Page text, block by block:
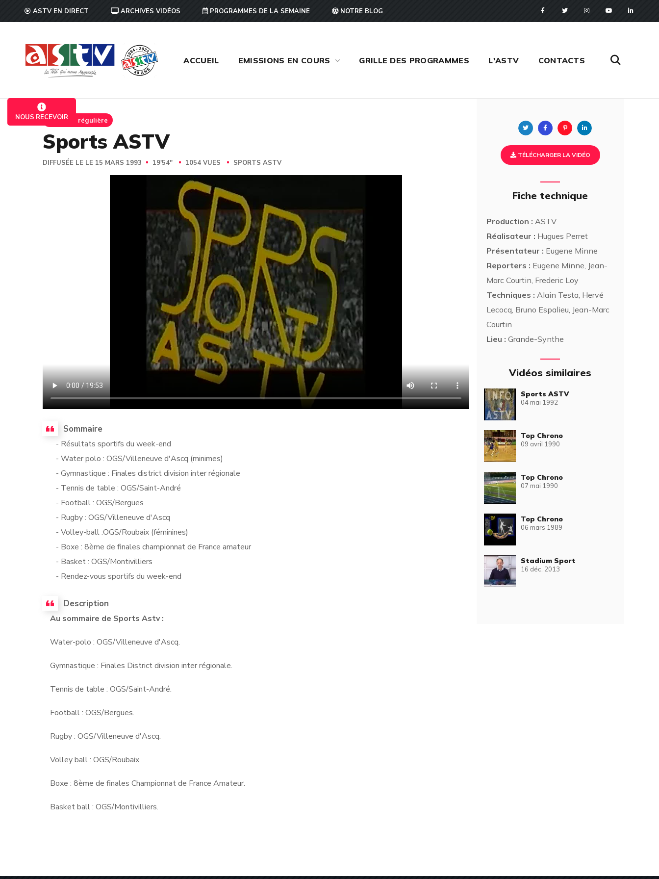
ASTV EN DIRECT ARCHIVES VIDÉOS PROGRAMMES DE LA SEMAINE NOTRE BLOG
ACCUEIL EMISSIONS EN COURS GRILLE DES PROGRAMMES L'ASTV CONTACTS
NOUS RECEVOIREmission régulière
Sports ASTV
DIFFUSÉE LE LE 15 MARS 1993 19'54'' 1054 VUES SPORTS ASTV
Sommaire
- Résultats sportifs du week-end
- Water polo : OGS/Villeneuve d'Ascq (minimes)
- Gymnastique : Finales district division inter régionale
- Tennis de table : OGS/Saint-André
- Football : OGS/Bergues
- Rugby : OGS/Villeneuve d'Ascq
- Volley-ball :OGS/Roubaix (féminines)
- Boxe : 8ème de finales championnat de France amateur
- Basket : OGS/Montivilliers
- Rendez-vous sportifs du week-end
Description
Au sommaire de Sports Astv :
Water-polo : OGS/Villeneuve d'Ascq.
Gymnastique : Finales District division inter régionale.
Tennis de table : OGS/Saint-André.
Football : OGS/Bergues.
Rugby : OGS/Villeneuve d'Ascq.
Volley ball : OGS/Roubaix
Boxe : 8ème de finales Championnat de France Amateur.
Basket ball : OGS/Montivilliers.
Twitter FacebookPinterest
TÉLÉCHARGER LA VIDÉO
Fiche technique
Production : ASTV
Réalisateur : Hugues Perret
Présentateur : Eugene Minne
Reporters : Eugene Minne, Jean-
Marc Courtin, Frederic Loy
Techniques : Alain Testa, Hervé
Lecocq, Bruno Espalieu, Jean-Marc
Courtin
Lieu : Grande-Synthe
Vidéos similaires
Sports ASTV
04 mai 1992
Top Chrono
09 avril 1990
Top Chrono
07 mai 1990
Top Chrono
06 mars 1989
Stadium Sport
16 déc. 2013